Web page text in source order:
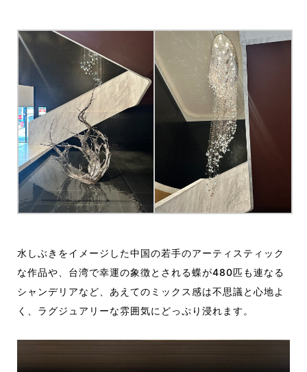
水しぶきをイメージした中国の若手のアーティスティック
な作品や、台湾で幸運の象徴とされる蝶が480匹も連なる
シャンデリアなど、あえてのミックス感は不思議と心地よ
く、ラグジュアリーな雰囲気にどっぷり浸れます。